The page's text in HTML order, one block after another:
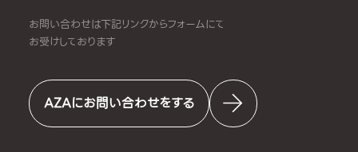
お問い合わせは下記リンクからフォームにて
お受けしております
AZAにお問い合わせをする